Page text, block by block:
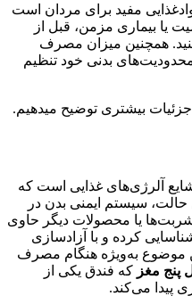
مفید برای مردان است
یا بیماری مزمن، قبل از
همچنین میزان مصرف
بدنی خود تنظیم
جزئیات بیشتری توضیح میدهیم.
آلرژی‌های غذایی است که
حالت، سیستم ایمنی بدن در
یا محصولات دیگر حاوی
کرده و با آزادسازی
موضوع به‌ویژه هنگام مصرف
پنج مغز که فندق یکی از
پیدا می‌کند.